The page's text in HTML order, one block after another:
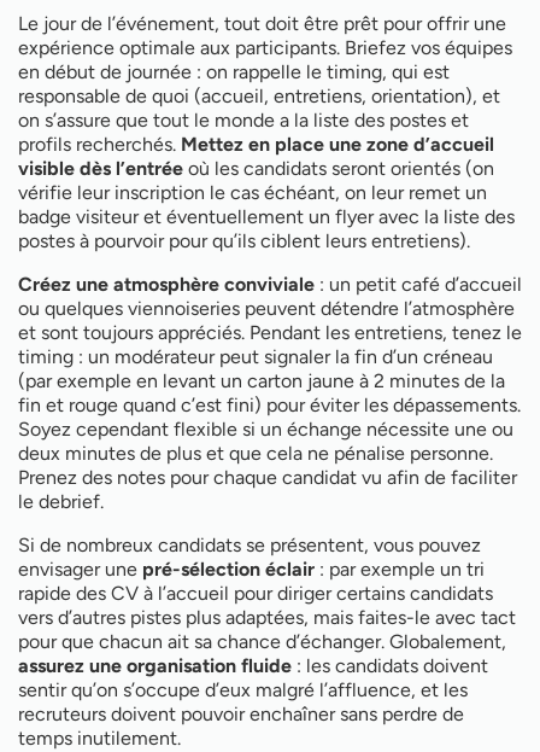
Le jour de l’événement, tout doit être prêt pour offrir une
expérience optimale aux participants. Briefez vos équipes
en début de journée : on rappelle le timing, qui est
responsable de quoi (accueil, entretiens, orientation), et
on s’assure que tout le monde a la liste des postes et
profils recherchés. Mettez en place une zone d’accueil
visible dès l’entrée où les candidats seront orientés (on
vérifie leur inscription le cas échéant, on leur remet un
badge visiteur et éventuellement un flyer avec la liste des
postes à pourvoir pour qu’ils ciblent leurs entretiens).
Créez une atmosphère conviviale : un petit café d’accueil
ou quelques viennoiseries peuvent détendre l’atmosphère
et sont toujours appréciés. Pendant les entretiens, tenez le
timing : un modérateur peut signaler la fin d’un créneau
(par exemple en levant un carton jaune à 2 minutes de la
fin et rouge quand c’est fini) pour éviter les dépassements.
Soyez cependant flexible si un échange nécessite une ou
deux minutes de plus et que cela ne pénalise personne.
Prenez des notes pour chaque candidat vu afin de faciliter
le debrief.
Si de nombreux candidats se présentent, vous pouvez
envisager une pré-sélection éclair : par exemple un tri
rapide des CV à l’accueil pour diriger certains candidats
vers d’autres pistes plus adaptées, mais faites-le avec tact
pour que chacun ait sa chance d’échanger. Globalement,
assurez une organisation fluide : les candidats doivent
sentir qu’on s’occupe d’eux malgré l’affluence, et les
recruteurs doivent pouvoir enchaîner sans perdre de
temps inutilement.